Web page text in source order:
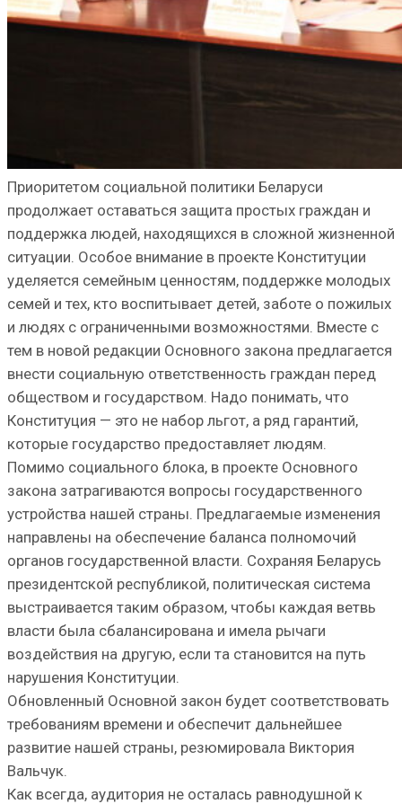
Приоритетом социальной политики Беларуси
продолжает оставаться защита простых граждан и
поддержка людей, находящихся в сложной жизненной
ситуации. Особое внимание в проекте Конституции
уделяется семейным ценностям, поддержке молодых
семей и тех, кто воспитывает детей, заботе о пожилых
и людях с ограниченными возможностями. Вместе с
тем в новой редакции Основного закона предлагается
внести социальную ответственность граждан перед
обществом и государством. Надо понимать, что
Конституция — это не набор льгот, а ряд гарантий,
которые государство предоставляет людям.
Помимо социального блока, в проекте Основного
закона затрагиваются вопросы государственного
устройства нашей страны. Предлагаемые изменения
направлены на обеспечение баланса полномочий
органов государственной власти. Сохраняя Беларусь
президентской республикой, политическая система
выстраивается таким образом, чтобы каждая ветвь
власти была сбалансирована и имела рычаги
воздействия на другую, если та становится на путь
нарушения Конституции.
Обновленный Основной закон будет соответствовать
требованиям времени и обеспечит дальнейшее
развитие нашей страны, резюмировала Виктория
Вальчук.
Как всегда, аудитория не осталась равнодушной к